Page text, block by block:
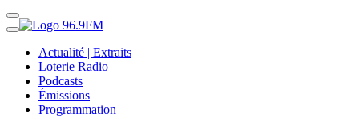
Actualité | Extraits
Loterie Radio
Podcasts
Émissions
Programmation